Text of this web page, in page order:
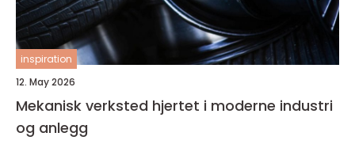
inspiration
12. May 2026
Mekanisk verksted hjertet i moderne industri
og anlegg